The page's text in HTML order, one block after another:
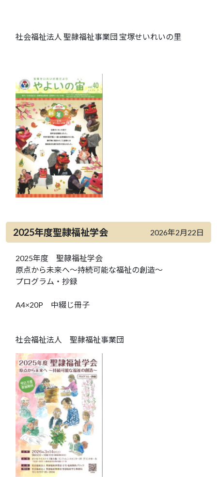
社会福祉法人 聖隷福祉事業団 宝塚せいれいの里
2025年度聖隷福祉学会 2026年2月22日
2025年度 聖隷福祉学会
原点から未来へ～持続可能な福祉の創造～
プログラム・抄録
A4×20P 中綴じ冊子
社会福祉法人 聖隷福祉事業団